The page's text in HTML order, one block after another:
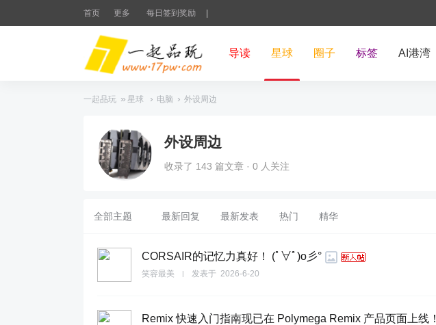
首页 更多 每日签到奖励
导读 星球 圈子 标签 AI港湾
一起品玩 » 星球 › 电脑 › 外设周边
外设周边
收录了 143 篇文章 · 0 人关注
全部主题 最新回复 最新发表 热门 精华
CORSAIR的记忆力真好！ (ﾟ∀ﾟ)o彡°
笑容最美 发表于 2026-6-20
Remix 快速入门指南现已在 Polymega Remix 产品页面上线！